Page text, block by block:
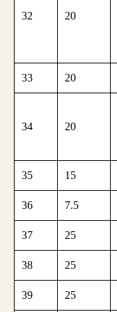
32 20
33 20
34 20
35 15
36 7.5
37 25
38 25
39 25